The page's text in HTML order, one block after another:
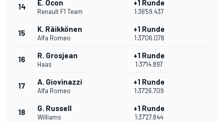
14 E. Ocon
Renault F1 Team
+1 Runde
1:36'59.437
15 K. Räikkönen
Alfa Romeo
+1 Runde
1:37'06.078
16 R. Grosjean
Haas
+1 Runde
1:37'14.897
17 A. Giovinazzi
Alfa Romeo
+1 Runde
1:37'26.709
18 G. Russell
Williams
+1 Runde
1:37'27.844